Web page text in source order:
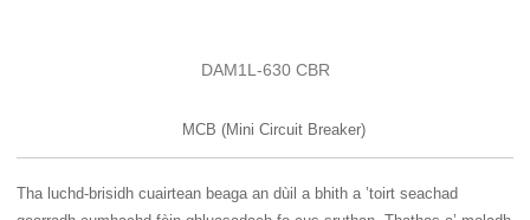
DAM1L-630 CBR
MCB (Mini Circuit Breaker)
Tha luchd-brisidh cuairtean beaga an dùil a bhith a ’toirt seachad